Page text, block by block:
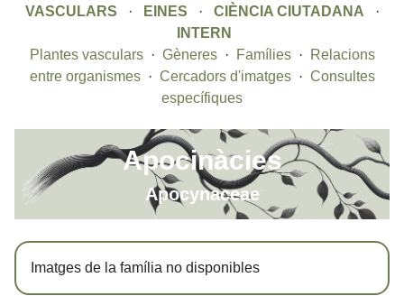
VASCULARS · EINES · CIÈNCIA CIUTADANA ·
INTERN
Plantes vasculars· Gèneres· Famílies·
Relacions
entre organismes· Cercadors d'imatges· Consultes
específiques
Apocinàcies
Apocynaceae
Imatges de la família no disponibles